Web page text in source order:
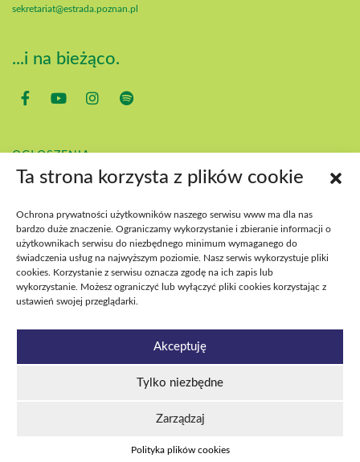
Ta strona korzysta z plików cookie
Ochrona prywatności użytkowników naszego serwisu www ma dla nas
bardzo duże znaczenie. Ograniczamy wykorzystanie i zbieranie informacji o
użytkownikach serwisu do niezbędnego minimum wymaganego do
świadczenia usług na najwyższym poziomie. Nasz serwis wykorzystuje pliki
cookies. Korzystanie z serwisu oznacza zgodę na ich zapis lub
wykorzystanie. Możesz ograniczyć lub wyłączyć pliki cookies korzystając z
ustawień swojej przeglądarki.
Akceptuję
Tylko niezbędne
Zarządzaj
Polityka plików cookies
sekretariat@estrada.poznan.pl
...i na bieżąco.
OGŁOSZENIA
KONTAKT
BIP
DEKLARACJA DOSTĘPNOŚCI
DOSTĘPNOŚĆ WYDARZEŃ
Deklaracja dostępności
Cyberbezpieczeństwo